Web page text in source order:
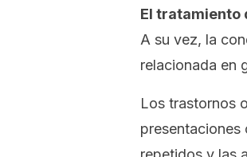
El tratamiento
A su vez, la
relacionada en
Los trastornos
presentaciones